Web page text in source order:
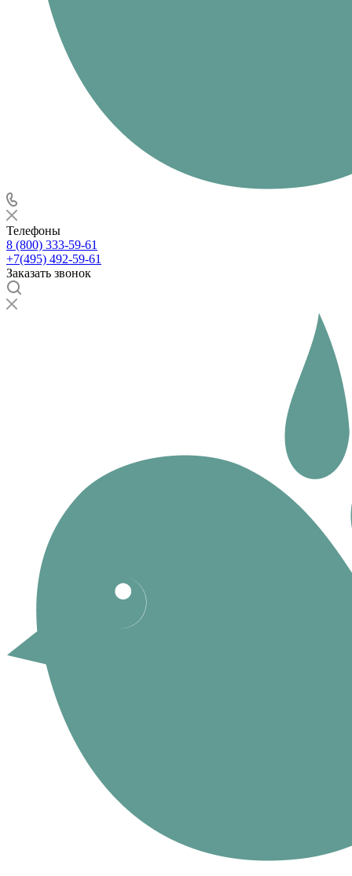
Телефоны
8 (800) 333-59-61
+7(495) 492-59-61
Заказать звонок